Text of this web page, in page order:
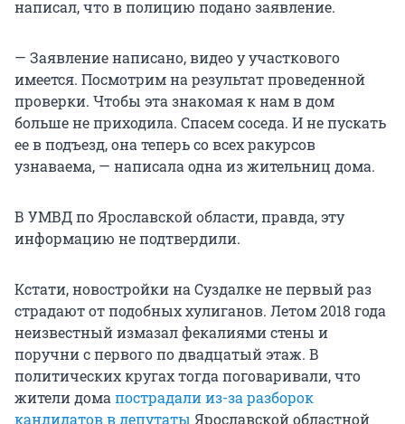
написал, что в полицию подано заявление.
— Заявление написано, видео у участкового
имеется. Посмотрим на результат проведенной
проверки. Чтобы эта знакомая к нам в дом
больше не приходила. Спасем соседа. И не пускать
ее в подъезд, она теперь со всех ракурсов
узнаваема, — написала одна из жительниц дома.
В УМВД по Ярославской области, правда, эту
информацию не подтвердили.
Кстати, новостройки на Суздалке не первый раз
страдают от подобных хулиганов. Летом 2018 года
неизвестный измазал фекалиями стены и
поручни с первого по двадцатый этаж. В
политических кругах тогда поговаривали, что
жители домапострадали из-за разборок
кандидатов в депутаты Ярославской областной